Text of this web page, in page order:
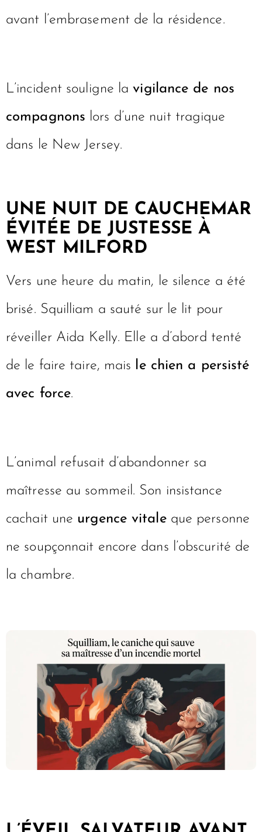
avant l’embrasement de la résidence.
L’incident souligne lavigilance de nos
compagnons lors d’une nuit tragique
dans le New Jersey.
UNE NUIT DE CAUCHEMAR
ÉVITÉE DE JUSTESSE À
WEST MILFORD
Vers une heure du matin, le silence a été
brisé. Squilliam a sauté sur le lit pour
réveiller Aida Kelly. Elle a d’abord tenté
de le faire taire, mais le chien a persisté
avec force.
L’animal refusait d’abandonner sa
maîtresse au sommeil. Son insistance
cachait une urgence vitaleque personne
ne soupçonnait encore dans l’obscurité de
la chambre.